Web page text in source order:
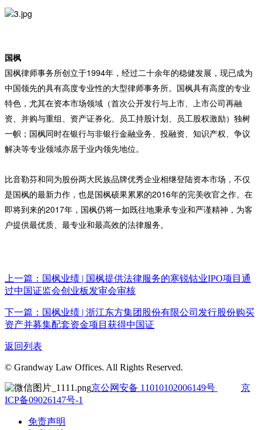
国枫
国枫律师事务所创立于1994年，经过二十余年的稳健发展，现已成为
中国领先的具有高度专业性的大型律师事务所。国枫具有高度的专业
特色，尤其在资本市场领域（首次公开发行与上市、上市公司再融
资、并购与重组、资产证券化、员工持股计划、员工股权激励）独树
一帜；国枫同时在银行与非银行金融业务、投融资、知识产权、争议
解决等专业领域亦居于业内领先地位。
比音勒芬和同为股份两大民族品牌优秀企业相继登陆资本市场，不仅
是国枫的最新力作，也是国枫硕果累累的2016年的完美收官之作。在
即将到来的2017年，国枫仍将一如既往地秉承专业和严谨精神，为客
户提供最优质、最专业和最高效的法律服务。
上一篇：国枫业绩 | 国枫提供法律服务的寒锐钴业IPO项目通
过中国证监会创业板发审会审核
下一篇：国枫业绩 | 浙江东方集团股份有限公司发行股份购买
资产并募集配套资金项目获得中国证
返回列表
© Grandway Law Offices. All Rights Reserved.
京公网安备 11010102006149号
京
ICP备09026147号-1
免责声明